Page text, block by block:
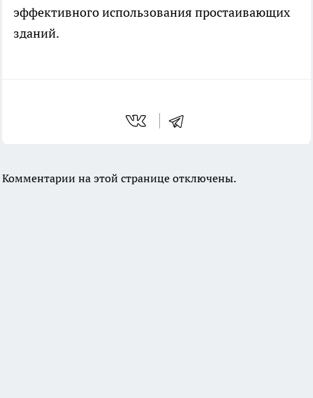
эффективного использования простаивающих
зданий.
Комментарии на этой странице отключены.